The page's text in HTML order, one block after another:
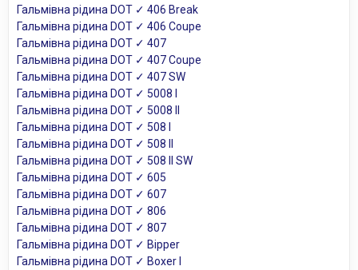
Гальмівна рідина DOT ✓ 406 Break
Гальмівна рідина DOT ✓ 406 Coupe
Гальмівна рідина DOT ✓ 407
Гальмівна рідина DOT ✓ 407 Coupe
Гальмівна рідина DOT ✓ 407 SW
Гальмівна рідина DOT ✓ 5008 I
Гальмівна рідина DOT ✓ 5008 II
Гальмівна рідина DOT ✓ 508 I
Гальмівна рідина DOT ✓ 508 II
Гальмівна рідина DOT ✓ 508 II SW
Гальмівна рідина DOT ✓ 605
Гальмівна рідина DOT ✓ 607
Гальмівна рідина DOT ✓ 806
Гальмівна рідина DOT ✓ 807
Гальмівна рідина DOT ✓ Bipper
Гальмівна рідина DOT ✓ Boxer I